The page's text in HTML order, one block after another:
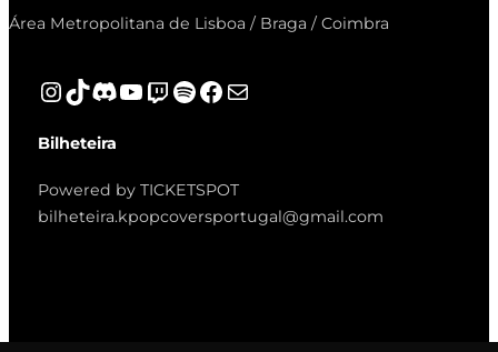
Área Metropolitana de Lisboa / Braga / Coimbra
Instagram
TikTok
Discord
YouTube
Twitch
Spotify
Facebook
Mail
Bilheteira
Powered by TICKETSPOT
bilheteira.kpopcoversportugal@gmail.com